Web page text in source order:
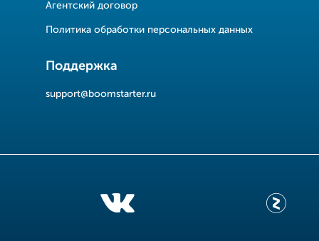
Агентский договор
Политика обработки персональных данных
Поддержка
support@boomstarter.ru